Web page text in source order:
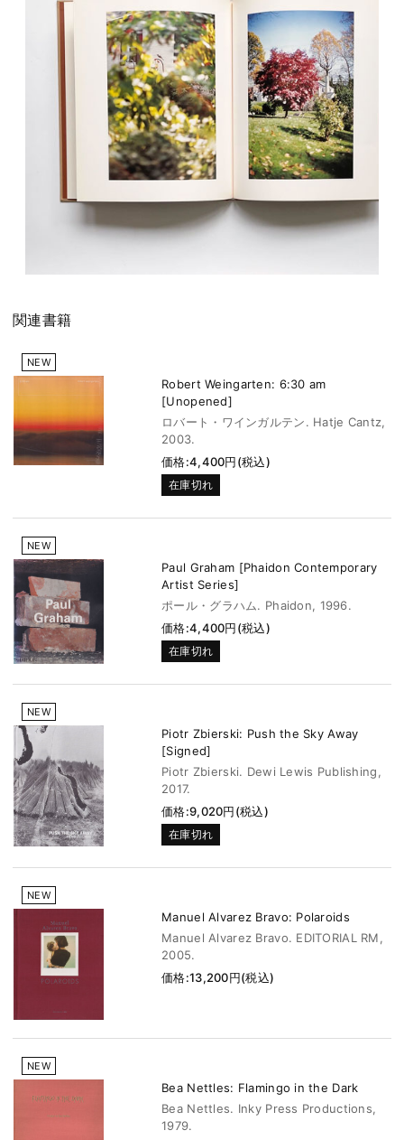
関連書籍
NEW
Robert Weingarten: 6:30 am
[Unopened]
ロバート・ワインガルテン. Hatje Cantz,
2003.
価格:4,400円(税込)
在庫切れ
NEW
Paul Graham [Phaidon Contemporary
Artist Series]
ポール・グラハム. Phaidon, 1996.
価格:4,400円(税込)
在庫切れ
NEW
Piotr Zbierski: Push the Sky Away
[Signed]
Piotr Zbierski. Dewi Lewis Publishing,
2017.
価格:9,020円(税込)
在庫切れ
NEW
Manuel Alvarez Bravo: Polaroids
Manuel Alvarez Bravo. EDITORIAL RM,
2005.
価格:13,200円(税込)
NEW
Bea Nettles: Flamingo in the Dark
Bea Nettles. Inky Press Productions,
1979.